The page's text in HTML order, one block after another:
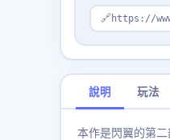
🔗 https://
說明 玩法
本作是閃翼的第